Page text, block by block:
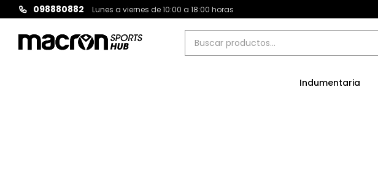
Indumentaria
098880882 Lunes a viernes de 10:00 a 18:00 horas